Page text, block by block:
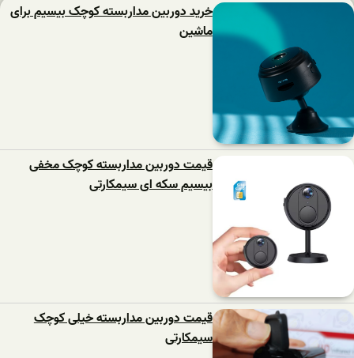
خرید دوربین مداربسته کوچک بیسیم برای
ماشین
قیمت دوربین مداربسته کوچک مخفی
بیسیم سکه ای سیمکارتی
قیمت دوربین مداربسته خیلی کوچک
سیمکارتی